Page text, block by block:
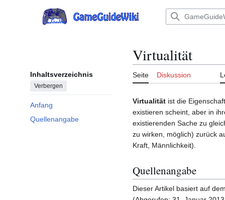
Hauptmenü
Inhaltsverzeichnis
Verbergen
Anfang
Quellenangabe
Virtualität
Seite Diskussion
Virtualität ist die
existieren scheint, aber in
existierenden Sache zu
zu wirken, möglich) zurück
Kraft, Männlichkeit).
Quellenangabe
Dieser Artikel basiert auf